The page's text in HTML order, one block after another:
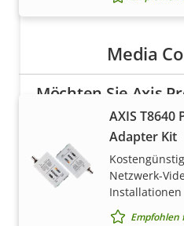
Media
AXIS T8640
Adapter Kit
Netzwerk-
Installationen
Empfohlen
Möchten Sie Axis
verkaufen?
Möchten Sie ein
finden Sie
Distributoren von